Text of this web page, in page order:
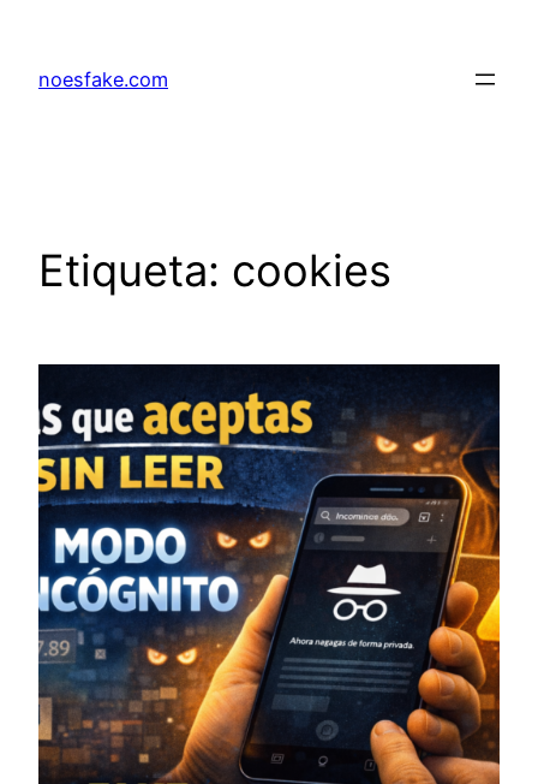
contenido
noesfake.com
Etiqueta: cookies